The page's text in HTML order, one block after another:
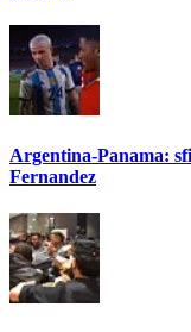
Argentina-Panama:
Fernandez